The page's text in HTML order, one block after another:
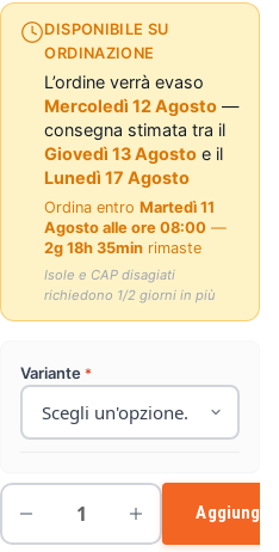
DISPONIBILE SU
ORDINAZIONE
L’ordine verrà evaso
Mercoledì 12 Agosto —
consegna stimata tra il
Giovedì 13 Agosto e il
Lunedì 17 Agosto
Ordina entroMartedì 11
Agosto alle ore 08:00 —
2g 18h 35min rimaste
Isole e CAP disagiati
richiedono 1/2 giorni in più
Variante
Aggiungi